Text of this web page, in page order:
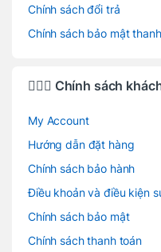
Chính sách đổi trả
Chính sách bảo mật
🙋🏻‍♂️ Chính sách
My Account
Hướng dẫn đặt hàng
Chính sách bảo hành
Điều khoản và điều kiện
Chính sách bảo mật
Chính sách thanh toán